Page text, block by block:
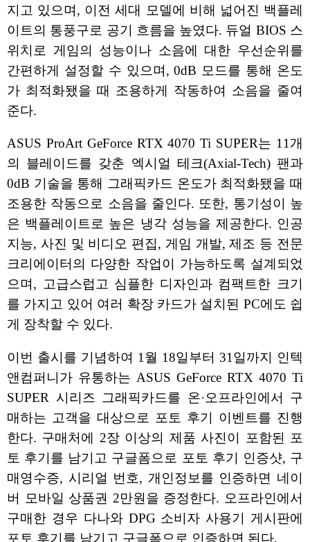
지고 있으며, 이전 세대 모델에 비해 넓어진 백플레
이트의 통풍구로 공기 흐름을 높였다. 듀얼 BIOS 스
위치로 게임의 성능이나 소음에 대한 우선순위를
간편하게 설정할 수 있으며, 0dB 모드를 통해 온도
가 최적화됐을 때 조용하게 작동하여 소음을 줄여
준다.
ASUS ProArt GeForce RTX 4070 Ti SUPER는 11개
의 블레이드를 갖춘 엑시얼 테크(Axial-Tech) 팬과
0dB 기술을 통해 그래픽카드 온도가 최적화됐을 때
조용한 작동으로 소음을 줄인다. 또한, 통기성이 높
은 백플레이트로 높은 냉각 성능을 제공한다. 인공
지능, 사진 및 비디오 편집, 게임 개발, 제조 등 전문
크리에이터의 다양한 작업이 가능하도록 설계되었
으며, 고급스럽고 심플한 디자인과 컴팩트한 크기
를 가지고 있어 여러 확장 카드가 설치된 PC에도 쉽
게 장착할 수 있다.
이번 출시를 기념하여 1월 18일부터 31일까지 인텍
앤컴퍼니가 유통하는 ASUS GeForce RTX 4070 Ti
SUPER 시리즈 그래픽카드를 온·오프라인에서 구
매하는 고객을 대상으로 포토 후기 이벤트를 진행
한다. 구매처에 2장 이상의 제품 사진이 포함된 포
토 후기를 남기고 구글폼으로 포토 후기 인증샷, 구
매영수증, 시리얼 번호, 개인정보를 인증하면 네이
버 모바일 상품권 2만원을 증정한다. 오프라인에서
구매한 경우 다나와 DPG 소비자 사용기 게시판에
포토 후기를 남기고 구글폼으로 인증하면 된다.